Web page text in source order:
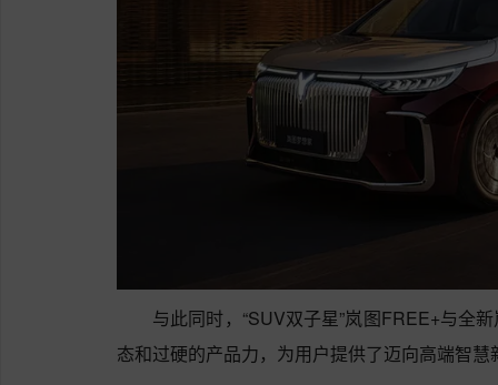
与此同时，“SUV双子星”‌岚图FREE+‌与全
态和过硬的产品力，为用户提供了迈向高端智